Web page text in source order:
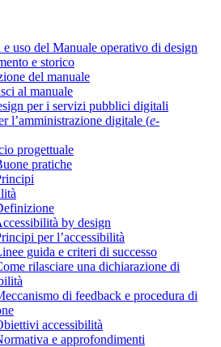
e uso del Manuale operativo di design
e storico
del manuale
al manuale
per i servizi pubblici digitali
l’amministrazione digitale (e-
progettuale
pratiche
by design
per l’accessibilità
guida e criteri di successo
rilasciare una dichiarazione di
di feedback e procedura di
accessibilità
e approfondimenti